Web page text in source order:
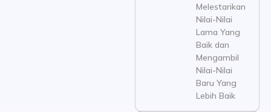
Melestarikan
Nilai-Nilai
Lama Yang
Baik dan
Mengambil
Nilai-Nilai
Baru Yang
Lebih Baik